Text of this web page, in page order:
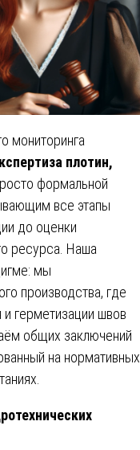
мониторинга
плотин,
формальной
все этапы
до оценки
ресурса. Наша
мы
производства, где
и герметизации швов
общих заключений
на нормативных